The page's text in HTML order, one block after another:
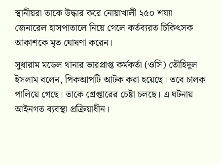
স্থানীয়রা তাকে উদ্ধার করে নোয়াখালী ২৫০ শয্যা
জেনারেল হাসপাতালে নিয়ে গেলে কর্তব্যরত চিকিৎসক
আকাশকে মৃত ঘোষণা করেন।
সুধারাম মডেল থানার ভারপ্রাপ্ত কর্মকর্তা (ওসি) তৌহিদুল
ইসলাম বলেন, পিকআপটি আটক করা হয়েছে। তবে চালক
পালিয়ে গেছে। তাকে গ্রেপ্তারের চেষ্টা চলছে। এ ঘটনায়
আইনগত ব্যবস্থা প্রক্রিয়াধীন।